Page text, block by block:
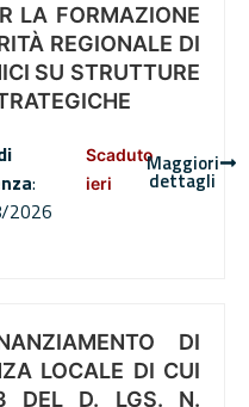
LA FORMAZIONE
REGIONALE DI
SU STRUTTURE
:
2026
Scaduto
ieri
Maggiori
dettagli
DI
LOCALE DI CUI
DEL D. LGS. N.